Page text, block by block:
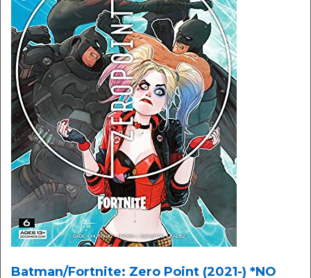
Batman/Fortnite: Zero Point (2021-) *NO